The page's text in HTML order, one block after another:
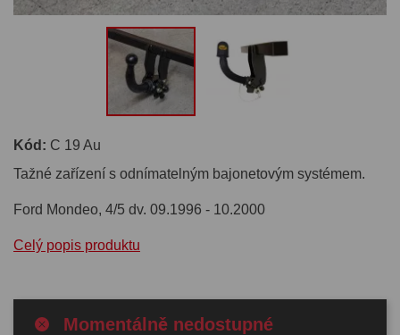
Kód: C 19 Au
Tažné zařízení s odnímatelným bajonetovým systémem.
Ford Mondeo, 4/5 dv. 09.1996 - 10.2000
Celý popis produktu
Momentálně nedostupné